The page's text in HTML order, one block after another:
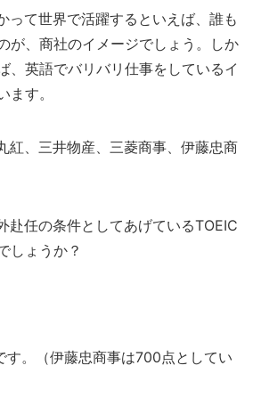
って世界で活躍するといえば、誰も
が、商社のイメージでしょう。しか
、英語でバリバリ仕事をしているイ
ます。
紅、三井物産、三菱商事、伊藤忠商
赴任の条件としてあげているTOEIC
しょうか？
。（伊藤忠商事は700点としてい